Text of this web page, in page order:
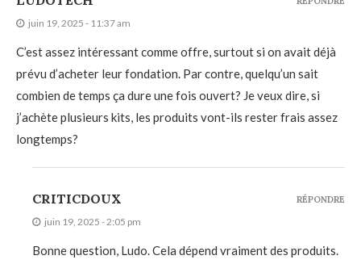
juin 19, 2025 - 11:37 am
C’est assez intéressant comme offre, surtout si on avait déjà
prévu d’acheter leur fondation. Par contre, quelqu’un sait
combien de temps ça dure une fois ouvert? Je veux dire, si
j’achète plusieurs kits, les produits vont-ils rester frais assez
longtemps?
CRITICDOUX
juin 19, 2025 - 2:05 pm
Bonne question, Ludo. Cela dépend vraiment des produits.
RÉPONDRE